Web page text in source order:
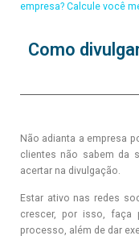
empresa? Calcule você
Como
Não adianta a empresa
clientes não sabem da
acertar na divulgação.
Estar ativo nas redes
crescer, por isso, faça
processo, além de dar